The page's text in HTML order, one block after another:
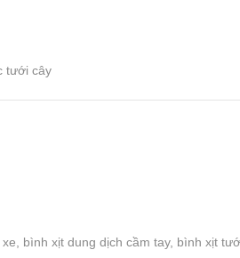
tưới cây
bình xịt dung dịch cầm tay, bình xịt